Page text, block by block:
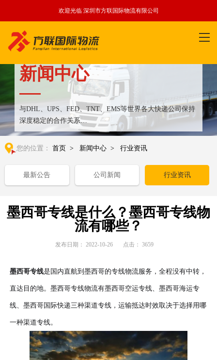
欢迎光临 深圳市方联国际物流有限公司
新闻中心
与DHL、UPS、FED、TNT、EMS等世界各大快递公司保持
深度稳定的合作关系
整合全球优质物流运输资源,满足国内外客户更多个性化需求
您的位置： 首页 > 新闻中心 > 行业资讯
最新公告 公司新闻 行业资讯
墨西哥专线是什么？墨西哥专线物
流有哪些？
发布日期： 2022-10-26 点击： 3659
墨西哥专线是国内直航到墨西哥的专线物流服务，全程没有中转，
直达目的地。墨西哥专线物流有墨西哥空运专线、墨西哥海运专
线、墨西哥国际快递三种渠道专线，运输抵达时效取决于选择用哪
一种渠道专线。